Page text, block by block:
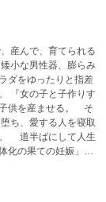
ダをゆったりと指差
供を産ませる。 そ
。 道半ばにして人生
化の果ての妊娠」と